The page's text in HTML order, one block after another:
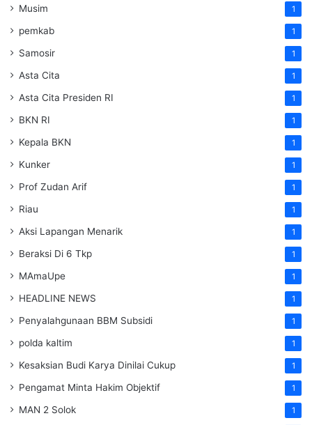
Musim 1
pemkab 1
Samosir 1
Asta Cita 1
Asta Cita Presiden RI 1
BKN RI 1
Kepala BKN 1
Kunker 1
Prof Zudan Arif 1
Riau 1
Aksi Lapangan Menarik 1
Beraksi Di 6 Tkp 1
MAmaUpe 1
HEADLINE NEWS 1
Penyalahgunaan BBM Subsidi 1
polda kaltim 1
Kesaksian Budi Karya Dinilai Cukup 1
Pengamat Minta Hakim Objektif 1
MAN 2 Solok 1